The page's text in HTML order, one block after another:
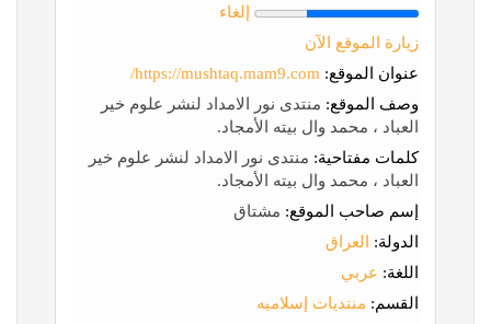
إلغاء
زيارة الموقع الآن
عنوان الموقع: https://mushtaq.mam9.com/
وصف الموقع: منتدى نور الامداد لنشر علوم خير
العباد ، محمد وال بيته الأمجاد.
كلمات مفتاحية: منتدى نور الامداد لنشر علوم خير
العباد ، محمد وال بيته الأمجاد.
إسم صاحب الموقع: مشتاق
الدولة:
العراق
اللغة: عربي
القسم: منتديات إسلاميه